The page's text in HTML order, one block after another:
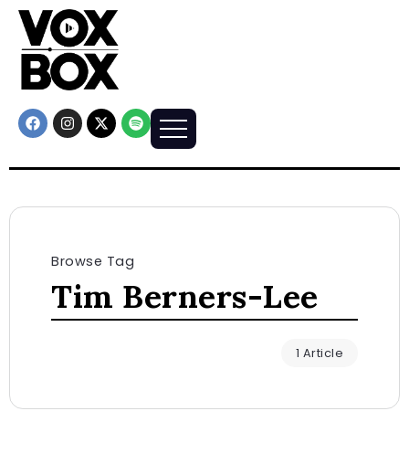
Browse Tag
Tim Berners-Lee
1 Article